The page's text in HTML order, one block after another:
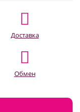
Доставка
Обмен